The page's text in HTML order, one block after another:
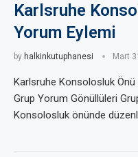
Karlsruhe
Yorum Eylemi
by halkinkutuphanesi Mart
Karlsruhe Konsolosluk
Grup Yorum Gönüllüleri
Konsolosluk önünde